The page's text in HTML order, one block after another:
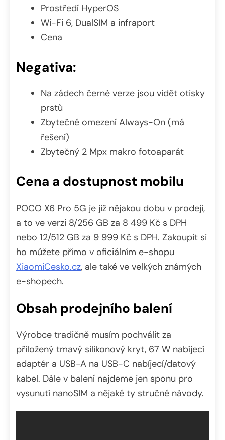
Prostředí HyperOS
Wi-Fi 6, DualSIM a infraport
Cena
Negativa:
Na zádech černé verze jsou vidět otisky
prstů
Zbytečné omezení Always-On (má
řešení)
Zbytečný 2 Mpx makro fotoaparát
Cena a dostupnost mobilu
POCO X6 Pro 5G je již nějakou dobu v prodeji,
a to ve verzi 8/256 GB za 8 499 Kč s DPH
nebo 12/512 GB za 9 999 Kč s DPH. Zakoupit si
ho můžete přímo v oficiálním e-shopu
XiaomiCesko.cz, ale také ve velkých známých
e-shopech.
Obsah prodejního balení
Výrobce tradičně musím pochválit za
přiložený tmavý silikonový kryt, 67 W nabíjecí
adaptér a USB-A na USB-C nabíjecí/datový
kabel. Dále v balení najdeme jen sponu pro
vysunutí nanoSIM a nějaké ty stručné návody.